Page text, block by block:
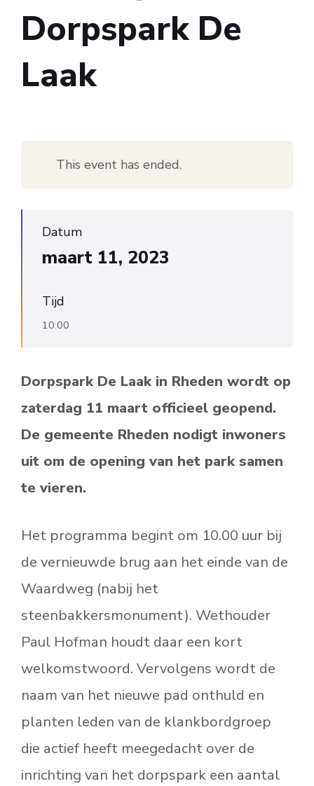
Dorpspark De
Laak
This event has ended.
Datum
maart 11, 2023
Tijd
10:00
Dorpspark De Laak in Rheden wordt op
zaterdag 11 maart officieel geopend.
De gemeente Rheden nodigt inwoners
uit om de opening van het park samen
te vieren.
Het programma begint om 10.00 uur bij
de vernieuwde brug aan het einde van de
Waardweg (nabij het
steenbakkersmonument). Wethouder
Paul Hofman houdt daar een kort
welkomstwoord. Vervolgens wordt de
naam van het nieuwe pad onthuld en
planten leden van de klankbordgroep
die actief heeft meegedacht over de
inrichting van het dorpspark een aantal